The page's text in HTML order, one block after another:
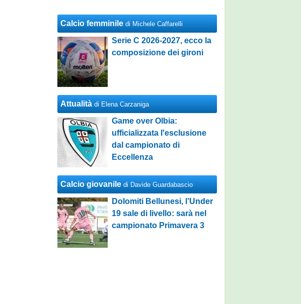
Calcio femminile di Michele Caffarelli
Serie C 2026-2027, ecco la
composizione dei gironi
Attualità di Elena Carzaniga
Game over Olbia:
ufficializzata l'esclusione
dal campionato di
Eccellenza
Calcio giovanile di Davide Guardabascio
Dolomiti Bellunesi, l’Under
19 sale di livello: sarà nel
campionato Primavera 3